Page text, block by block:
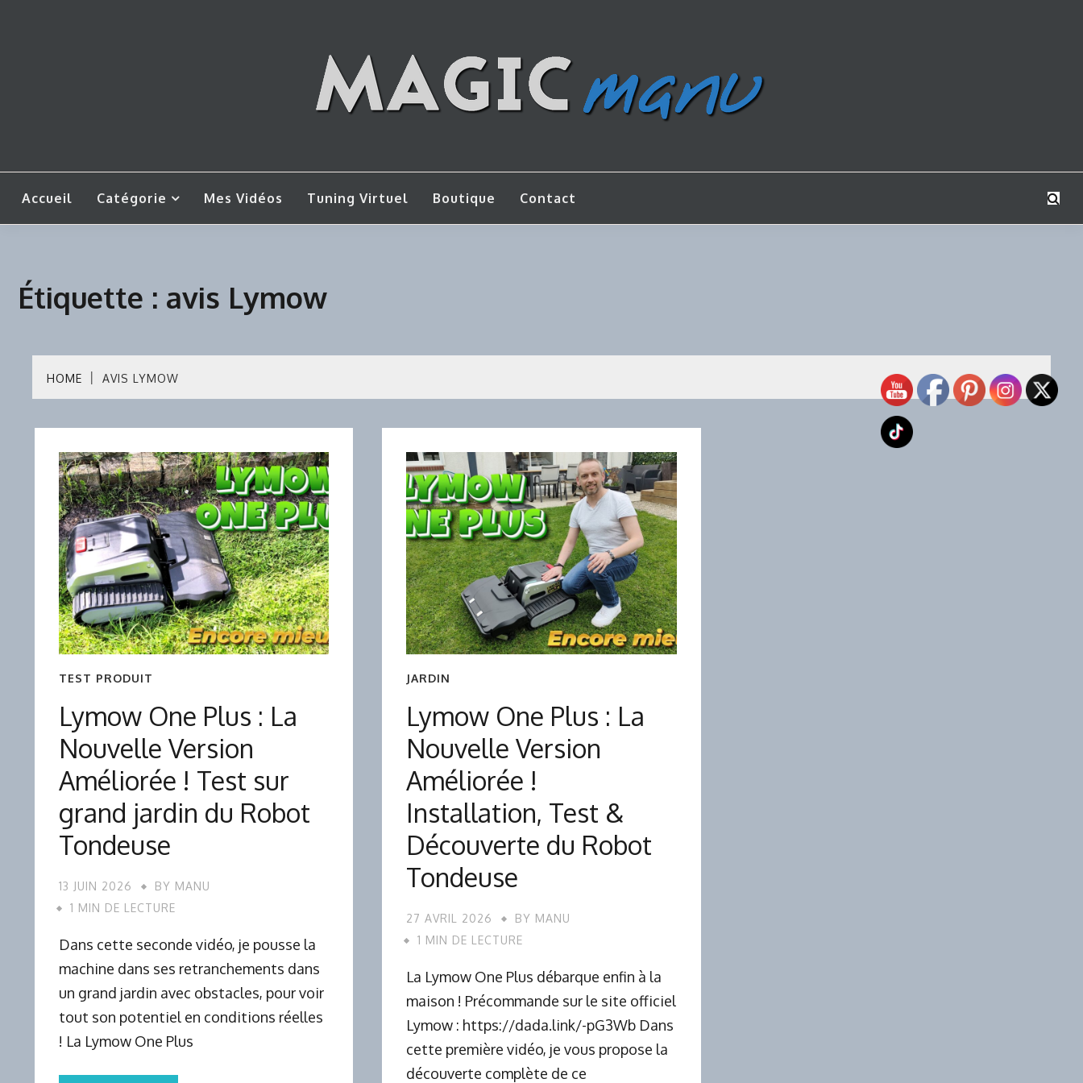
MAGICMANU
Accueil Catégorie Mes Vidéos Tuning Virtuel Boutique Contact
Étiquette : avis Lymow
HOME AVIS LYMOW
TEST PRODUIT
Lymow One Plus : La
Nouvelle Version
Améliorée ! Test sur
grand jardin du Robot
Tondeuse
13 JUIN 2026 BY MANU
1 MIN DE LECTURE
Dans cette seconde vidéo, je pousse la
machine dans ses retranchements dans
un grand jardin avec obstacles, pour voir
tout son potentiel en conditions réelles
! La Lymow One Plus
JARDIN
Lymow One Plus : La
Nouvelle Version
Améliorée !
Installation, Test &
Découverte du Robot
Tondeuse
27 AVRIL 2026 BY MANU
1 MIN DE LECTURE
La Lymow One Plus débarque enfin à la
maison ! Précommande sur le site officiel
Lymow : https://dada.link/-pG3Wb Dans
cette première vidéo, je vous propose la
découverte complète de ce